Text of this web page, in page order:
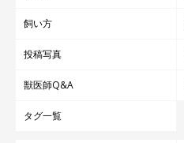
飼い方
投稿写真
獣医師Q&A
タグ一覧